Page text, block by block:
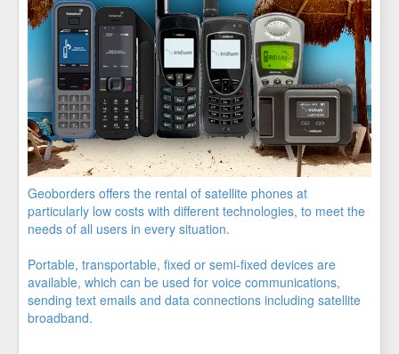
Geoborders offers the rental of satellite phones at
particularly low costs with different technologies, to meet the
needs of all users in every situation.
Portable, transportable, fixed or semi-fixed devices are
available, which can be used for voice communications,
sending text emails and data connections including satellite
broadband.